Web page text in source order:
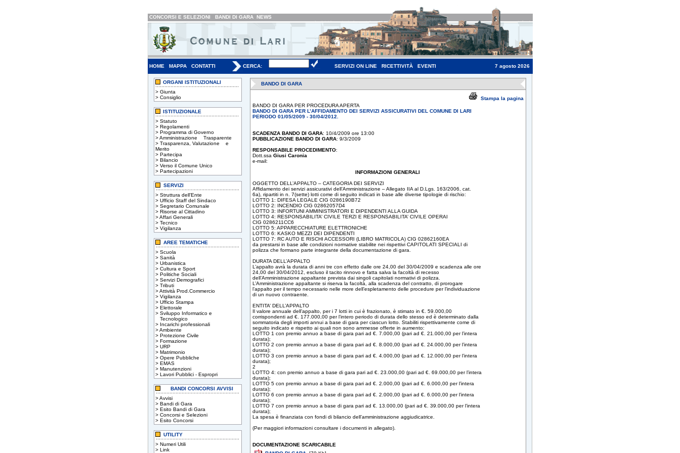
CONCORSI E SELEZIONI BANDI DI GARA NEWS
HOME MAPPA CONTATTI CERCA: SERVIZI ON LINE RICETTIVITÀ EVENTI 7 agosto 2026
ORGANI ISTITUZIONALI
> Giunta
> Consiglio
ISTITUZIONALE
> Statuto
> Regolamenti
> Programma di Governo
>Amministrazione Trasparente
> Trasparenza, Valutazione e
Merito
> Partecipa
> Bilancio
> Verso il Comune Unico
> Partecipazioni
SERVIZI
> Struttura dell'Ente
> Ufficio Staff del Sindaco
> Segretario Comunale
> Risorse al Cittadino
>Affari Generali
> Tecnico
> Vigilanza
AREE TEMATICHE
> Scuola
> Sanità
> Urbanistica
> Cultura e Sport
> Politiche Sociali
> Servizi Demografici
> Tributi
>Attività Prod.Commercio
> Vigilanza
> Ufficio Stampa
> Elettorale
> Sviluppo Informatico e
Tecnologico
> Incarichi professionali
>Ambiente
> Protezione Civile
> Formazione
> URP
> Matrimonio
> Opere Pubbliche
> EMAS
> Manutenzioni
> Lavori Pubblici - Espropri
BANDI CONCORSI AVVISI
>Avvisi
> Bandi di Gara
> Esito Bandi di Gara
> Concorsi e Selezioni
> Esito Concorsi
UTILITY
> Numeri Utili
> Link
BANDO DI GARA
Stampa la pagina
BANDO DI GARA PER PROCEDURA APERTA
BANDO DI GARA PER L’AFFIDAMENTO DEI SERVIZI ASSICURATIVI DEL COMUNE DI LARI
PERIODO 01/05/2009 - 30/04/2012.
SCADENZA BANDO DI GARA: 10/4/2009 ore 13:00
PUBBLICAZIONE BANDO DI GARA: 9/3/2009
RESPONSABILE PROCEDIMENTO:
Dott.ssa Giusi Caronia
e-mail:
INFORMAZIONI GENERALI
OGGETTO DELL’APPALTO – CATEGORIA DEI SERVIZI
Affidamento dei servizi assicurativi dell’Amministrazione – Allegato IIA al D.Lgs. 163/2006, cat.
6a), ripartiti in n. 7(sette) lotti come di seguito indicati in base alle diverse tipologie di rischio:
LOTTO 1: DIFESA LEGALE CIG 0286190B72
LOTTO 2: INCENDIO CIG 02862057D4
LOTTO 3: INFORTUNI AMMINISTRATORI E DIPENDENTI ALLA GUIDA
LOTTO 4: RESPONSABILITA’ CIVILE TERZI E RESPONSABILITA’ CIVILE OPERAI
CIG 0286211CC6
LOTTO 5: APPARECCHIATURE ELETTRONICHE
LOTTO 6: KASKO MEZZI DEI DIPENDENTI
LOTTO 7: RC AUTO E RISCHI ACCESSORI (LIBRO MATRICOLA) CIG 02862160EA
da prestarsi in base alle condizioni normative stabilite nei rispettivi CAPITOLATI SPECIALI di
polizza che formano parte integrante della documentazione di gara.
DURATA DELL’APPALTO
L’appalto avrà la durata di anni tre con effetto dalle ore 24,00 del 30/04/2009 e scadenza alle ore
24,00 del 30/04/2012, escluso il tacito rinnovo e fatta salva la facoltà di recesso
dell’Amministrazione appaltante prevista dai singoli capitolati normativi di polizza.
L’Amministrazione appaltante si riserva la facoltà, alla scadenza del contratto, di prorogare
l’appalto per il tempo necessario nelle more dell’espletamento delle procedure per l’individuazione
di un nuovo contraente.
ENTITA’ DELL’APPALTO
Il valore annuale dell’appalto, per i 7 lotti in cui è frazionato, è stimato in €. 59.000,00
corrispondenti ad €. 177.000,00 per l’intero periodo di durata dello stesso ed è determinato dalla
sommatoria degli importi annui a base di gara per ciascun lotto. Stabiliti rispettivamente come di
seguito indicato e rispetto ai quali non sono ammesse offerte in aumento:
LOTTO 1 con premio annuo a base di gara pari ad €. 7.000,00 (pari ad €. 21.000,00 per l’intera
durata);
LOTTO 2 con premio annuo a base di gara pari ad €. 8.000,00 (pari ad €. 24.000,00 per l’intera
durata);
LOTTO 3 con premio annuo a base di gara pari ad €. 4.000,00 (pari ad €. 12.000,00 per l’intera
durata);
2
LOTTO 4: con premio annuo a base di gara pari ad €. 23.000,00 (pari ad €. 69.000,00 per l’intera
durata);
LOTTO 5 con premio annuo a base di gara pari ad €. 2.000,00 (pari ad €. 6.000,00 per l’intera
durata);
LOTTO 6 con premio annuo a base di gara pari ad €. 2.000,00 (pari ad €. 6.000,00 per l’intera
durata);
LOTTO 7 con premio annuo a base di gara pari ad €. 13.000,00 (pari ad €. 39.000,00 per l’intera
durata);
La spesa è finanziata con fondi di bilancio dell’amministrazione aggiudicatrice.
(Per maggiori informazioni consultare i documenti in allegato).
DOCUMENTAZIONE SCARICABILE